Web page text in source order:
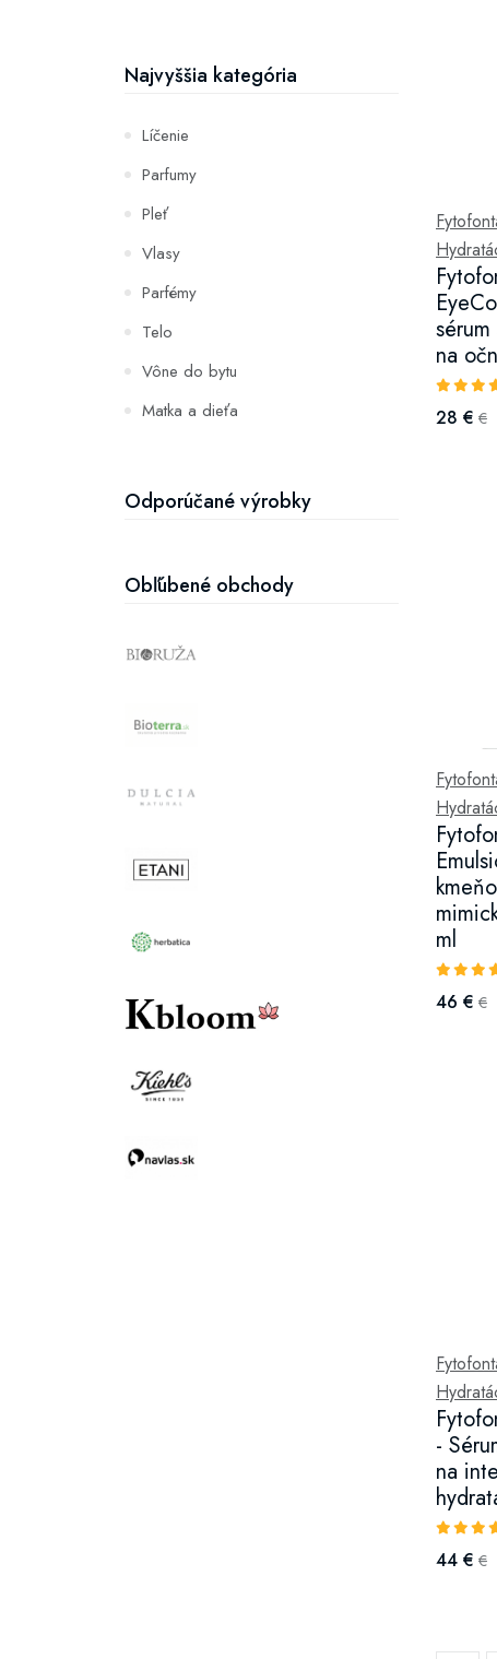
Najvyššia kategória
Líčenie
Parfumy
Pleť
Vlasy
Parfémy
Telo
Vône do bytu
Matka a dieťa
Hydratácia a výživa pleti
Odporúčané výrobky
Obľúbené obchody
na
28 € €
ml
46 € €
-
na
44 € €